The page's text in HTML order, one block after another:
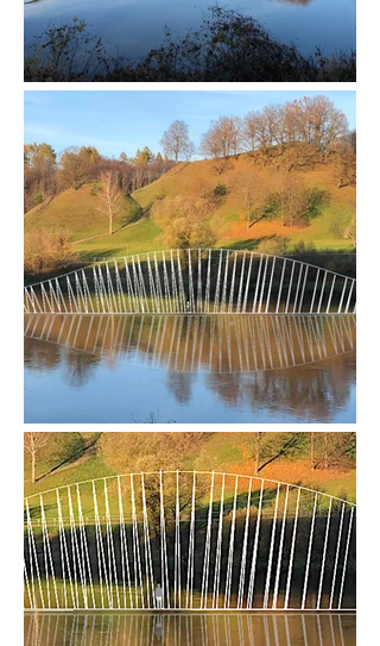
Tai abstrakti skulptūra, galimai su savimi
plukdanti ir mūsų prigimtinėje kultūroje
pabrėžtiną abiejų pasaulių vieningumo svarbą,
atrakinamą per salos-kalno-laivo-vartų
įvaizdžius.
Efemeriška medinė struktūra, atsipndžio ir
apčiuopiamybės reginys, sudarytas iš plonų
medinių gijų-siūlų audžiančių
materialumo ir transcendenjos audinį,  išnyra
tarsi iš legendos, dar neparašytos, bet rašomos
mūsų kiekvieną akimirką.
Tai ori erdvės instaliacija,  audinys, kuriam
panaudota beveik kilometras medinių
spindulių....
...į kurį galima atplaukti, išsilaipinti ir paBūti...
Alytus Lietuvos kultūros sostinė 2022 atsivers
kitam rakursui, kitam matymui ir pasimatymui.
Meninė kompozicija "abuDu
(Vartai)" vienas iš galimų šviesulių, atplaukiantis
iš pasakiškos praeities, švartuojasi laikinam
stabtelėjimui, lyg
minties tiltas regimybe apjungiantis  abudu
O po metų liepsningų šviesulių upe išplauks į
kitus pasaulius